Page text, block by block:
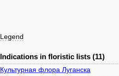
Legend
Indications in floristic lists (11)
Культурная флора Луганска